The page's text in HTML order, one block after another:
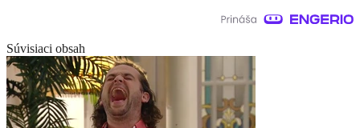
Súvisiaci obsah